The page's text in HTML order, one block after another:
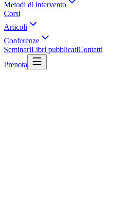
Metodi di intervento
Corsi
Articoli
Conferenze
SeminariLibri pubblicatiContatti
Prenota